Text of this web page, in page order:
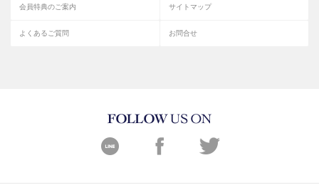
会員特典のご案内 サイトマップ
よくあるご質問 お問合せ